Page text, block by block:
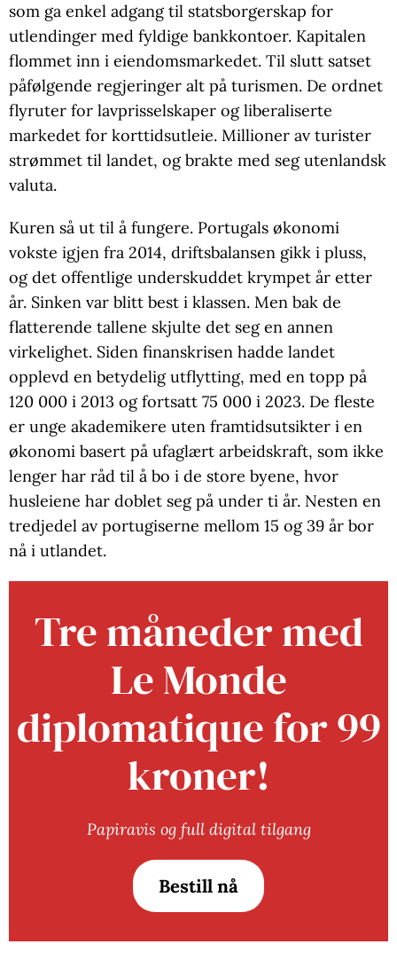
som ga enkel adgang til statsborgerskap for
utlendinger med fyldige bankkontoer. Kapitalen
flommet inn i eiendomsmarkedet. Til slutt satset
påfølgende regjeringer alt på turismen. De ordnet
flyruter for lavprisselskaper og liberaliserte
markedet for korttidsutleie. Millioner av turister
strømmet til landet, og brakte med seg utenlandsk
valuta.
Kuren så ut til å fungere. Portugals økonomi
vokste igjen fra 2014, driftsbalansen gikk i pluss,
og det offentlige underskuddet krympet år etter
år. Sinken var blitt best i klassen. Men bak de
flatterende tallene skjulte det seg en annen
virkelighet. Siden finanskrisen hadde landet
opplevd en betydelig utflytting, med en topp på
120 000 i 2013 og fortsatt 75 000 i 2023. De fleste
er unge akademikere uten framtidsutsikter i en
økonomi basert på ufaglært arbeidskraft, som ikke
lenger har råd til å bo i de store byene, hvor
husleiene har doblet seg på under ti år. Nesten en
tredjedel av portugiserne mellom 15 og 39 år bor
nå i utlandet.
Tre måneder med
Le Monde
diplomatique for 99
kroner!
Papiravis og full digital tilgang
Bestill nå